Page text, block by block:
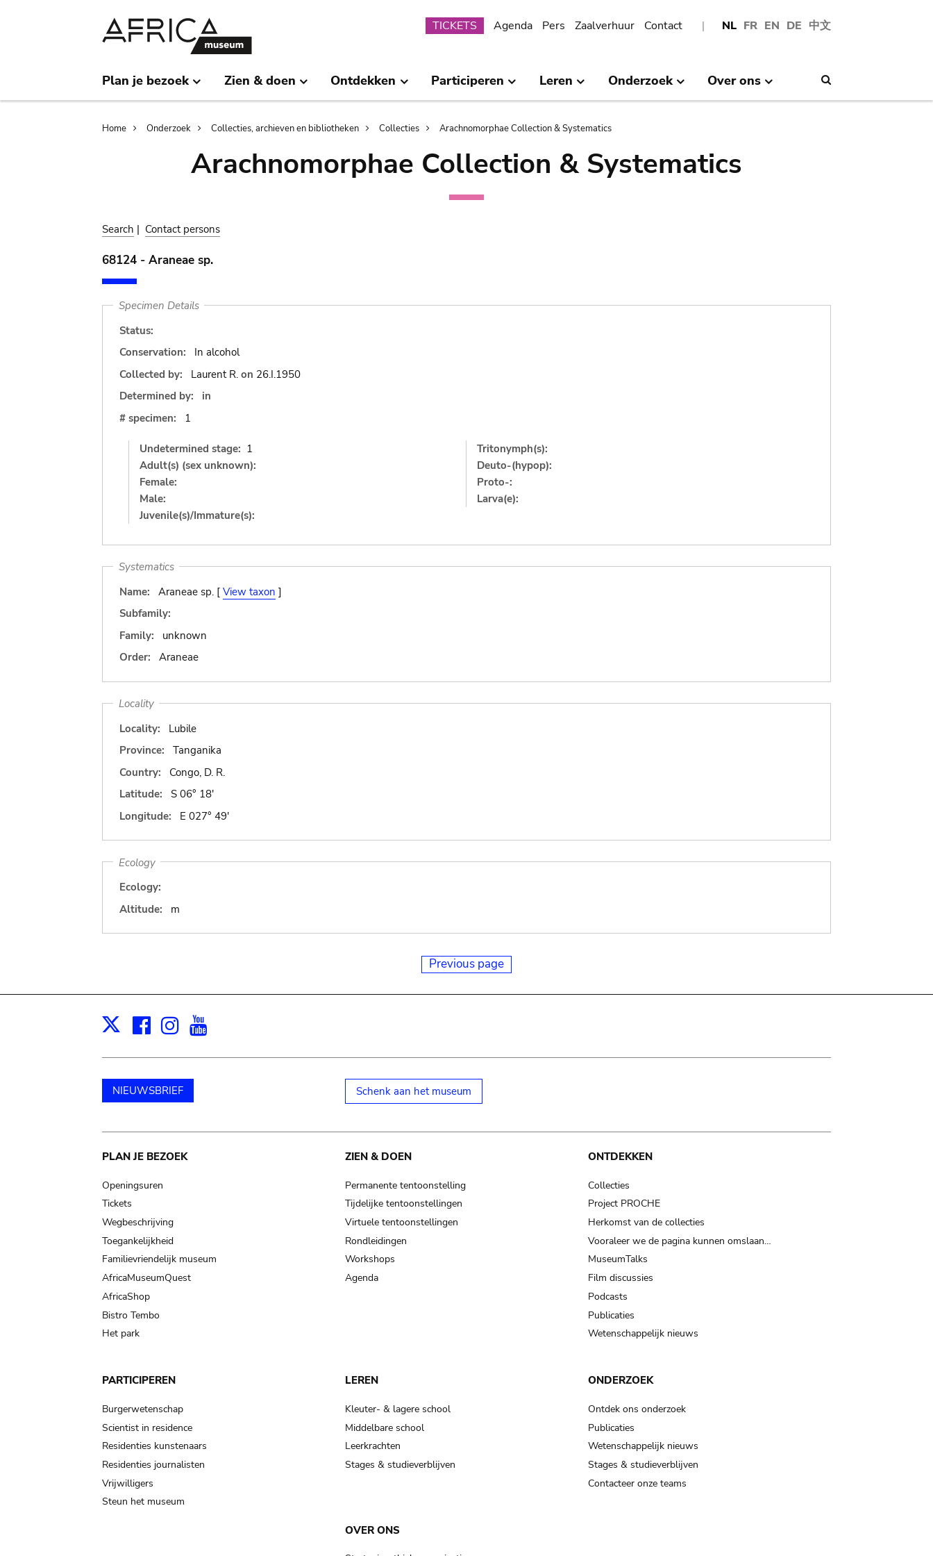
NL FR EN DE 中文
Submenu
TICKETS Agenda Pers Zaalverhuur Contact
Plan je bezoek Zien & doen Ontdekken Participeren Leren Onderzoek Over ons
Breadcrumb
Home Onderzoek Collecties, archieven en bibliotheken Collecties Arachnomorphae Collection & Systematics
Arachnomorphae Collection & Systematics
Search | Contact persons
68124 - Araneae sp.
Specimen Details
Status:
Conservation:
In alcohol
Collected by:
Laurent R. on 26.I.1950
Determined by:
in
# specimen:
1
Undetermined stage: 1
Adult(s) (sex unknown):
Female:
Male:
Juvenile(s)/Immature(s):
Tritonymph(s):
Deuto-(hypop):
Proto-:
Larva(e):
Systematics
Name:
Araneae sp. [ View taxon ]
Subfamily:
Family:
unknown
Order:
Araneae
Locality
Locality:
Lubile
Province:
Tanganika
Country:
Congo, D. R.
Latitude:
S 06° 18'
Longitude:
E 027° 49'
Ecology
Ecology:
Altitude:
m
Previous page
X Facebook
Instagram
NIEUWSBRIEF Schenk aan het museum
Main
navigation
PLAN JE BEZOEK
Openingsuren
Tickets
Wegbeschrijving
Toegankelijkheid
Familievriendelijk museum
AfricaMuseumQuest
AfricaShop
Bistro Tembo
Het park
ZIEN & DOEN
Permanente tentoonstelling
Tijdelijke tentoonstellingen
Virtuele tentoonstellingen
Rondleidingen
Workshops
Agenda
ONTDEKKEN
Collecties
Project PROCHE
Herkomst van de collecties
Vooraleer we de pagina kunnen omslaan…
MuseumTalks
Film discussies
Podcasts
Publicaties
Wetenschappelijk nieuws
PARTICIPEREN
Burgerwetenschap
Scientist in residence
Residenties kunstenaars
Residenties journalisten
Vrijwilligers
Steun het museum
LEREN
Kleuter- & lagere school
Middelbare school
Leerkrachten
Stages & studieverblijven
ONDERZOEK
Ontdek ons onderzoek
Publicaties
Wetenschappelijk nieuws
Stages & studieverblijven
Contacteer onze teams
OVER ONS